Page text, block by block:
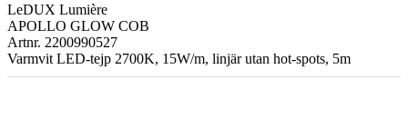
LeDUX Lumière
APOLLO GLOW COB
Artnr. 2200990527
Varmvit LED-tejp 2700K, 15W/m, linjär utan hot-spots, 5m